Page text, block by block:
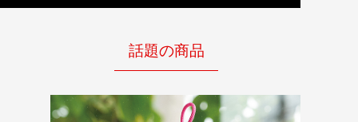
話題の商品